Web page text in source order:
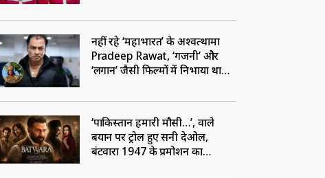
नहीं रहे ‘महाभारत’ के अश्वत्थामा
Pradeep Rawat, ‘गजनी’ और
‘लगान’ जैसी फिल्मों में निभाया था
‘पाकिस्तान हमारी मौसी…’, वाले
बयान पर ट्रोल हुए सनी देओल,
बंटवारा 1947 के प्रमोशन का